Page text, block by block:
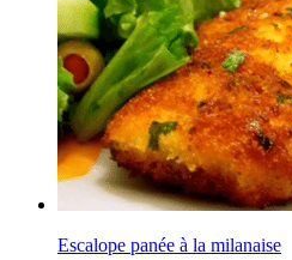
Escalope panée à la milanaise